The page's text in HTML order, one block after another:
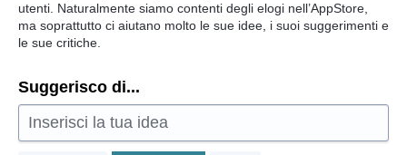
utenti. Naturalmente siamo contenti degli elogi nell’AppStore,
ma soprattutto ci aiutano molto le sue idee, i suoi suggerimenti e
le sue critiche.
Suggerisco di...
Inserisci la tua idea